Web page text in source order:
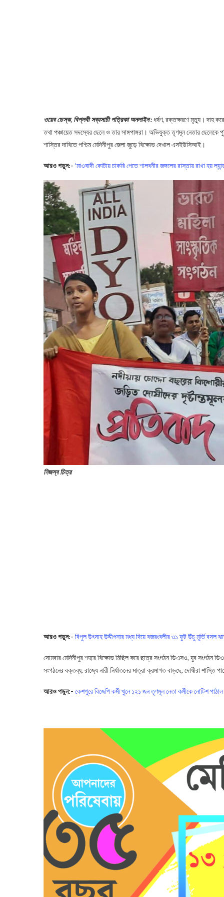
ওয়েব ডেস্ক, বিপ্লবী সব্যসাচী পত্রিকা অনলাইন : ধর্ষণ, রক্তক্ষরণে মৃত্যু। দাহ
তথা পঞ্চায়েত সদস্যের ছেলে ও তার সাঙ্গপাঙ্গরা। অভিযুক্ত তৃণমূল নেতার
শাস্তির দাবিতে পশ্চিম মেদিনীপুর জেলা জুড়ে বিক্ষোভ দেখাল এসইউসিআই।
আরও পড়ুন:- ‘মাওবাদী কোটায় চাকরি পেতে শালবনীর জঙ্গলের রাস্তায় রাখা হয়
নিজস্ব চিত্র
আরও পড়ুন:- বিপুল উৎসাহ উদ্দীপনার মধ্য দিয়ে বজরংবলীর ৩১ ফুট উঁচু মূর্তি বসল
সোমবার মেদিনীপুর শহরে বিক্ষোভ মিছিল করে ছাত্র সংগঠন ডিএসও, যুব সংগঠন
সংগঠনের বক্তব্য, রাজ্যে নারী নির্যাতনের মাত্রা ক্রমাগত বাড়ছে, দোষীরা
আরও পড়ুন:- কেশপুরে বিজেপি কর্মী খুনে ১২১ জন তৃণমূল নেতা কর্মীকে নোটিশ